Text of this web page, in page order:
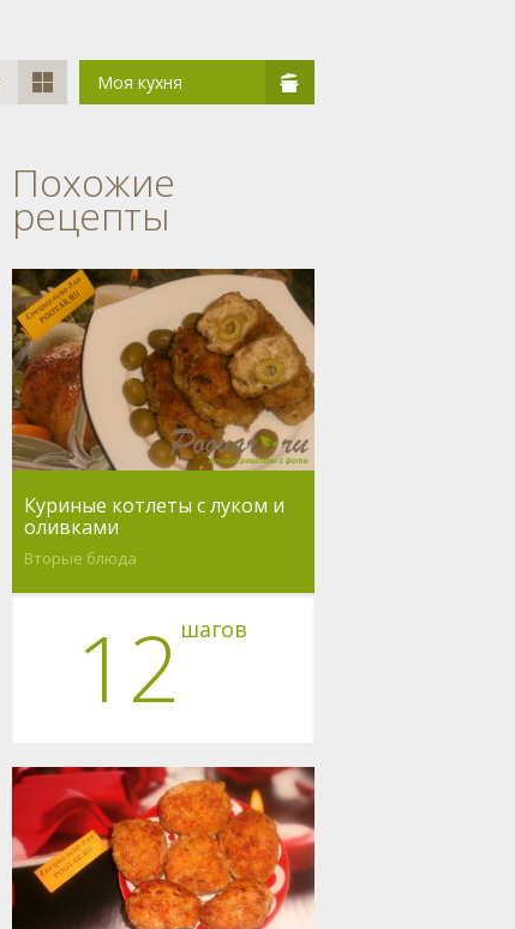
Моя кухня
Похожие
рецепты
Куриные котлеты с луком и
оливками
Вторые блюда
12 шагов